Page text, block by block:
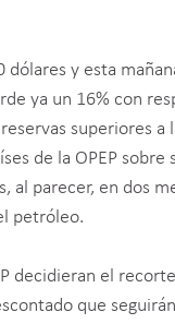
y esta
ya un 16% con
superiores a
de la OPEP sobre
al parecer, en dos
petróleo.
decidieran el
que